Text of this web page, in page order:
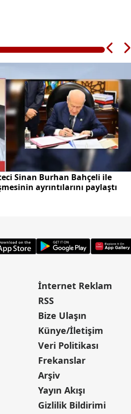
Sinan Burhan Bahçeli ile
ayrıntılarını paylaştı
İnternet Reklam
RSS
Bize Ulaşın
Künye/İletişim
Veri Politikası
Frekanslar
Arşiv
Yayın Akışı
Gizlilik Bildirimi